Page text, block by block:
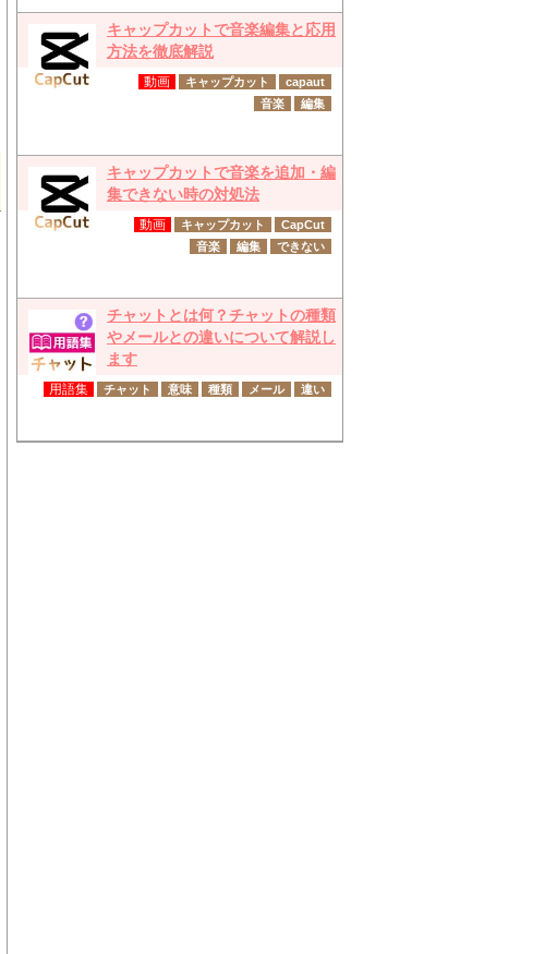
キャップカットで音楽編集と応用
方法を徹底解説
動画 キャップカット
capaut
音楽
編集
キャップカットで音楽を追加・編
集できない時の対処法
動画 キャップカット
CapCut
音楽
編集 できない
チャットとは何？チャットの種類
やメールとの違いについて解説し
ます
用語集 チャット 意味 種類 メール 違い